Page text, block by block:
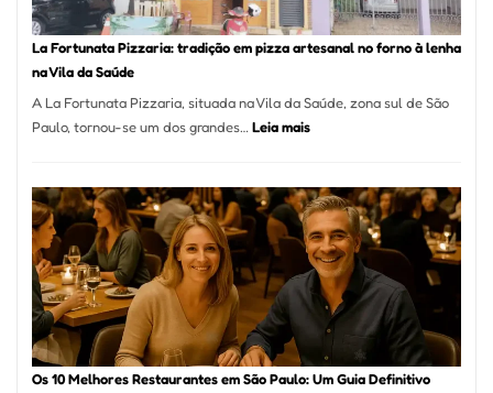
Mais
La Fortunata Pizzaria: tradição em pizza artesanal no forno à lenha
na Vila da Saúde
A La Fortunata Pizzaria, situada na Vila da Saúde, zona sul de São
Paulo, tornou-se um dos grandes…Leia mais:
Pizzaria:
tradição
em
pizza
artesanal
forno
à
Os 10 Melhores Restaurantes em São Paulo: Um Guia Definitivo